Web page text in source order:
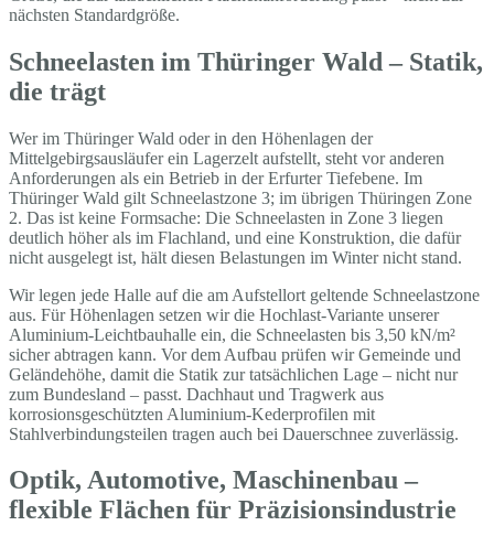
nächsten Standardgröße.
Schneelasten im Thüringer Wald – Statik,
die trägt
Wer im Thüringer Wald oder in den Höhenlagen der
Mittelgebirgsausläufer ein Lagerzelt aufstellt, steht vor anderen
Anforderungen als ein Betrieb in der Erfurter Tiefebene. Im
Thüringer Wald gilt Schneelastzone 3; im übrigen Thüringen Zone
2. Das ist keine Formsache: Die Schneelasten in Zone 3 liegen
deutlich höher als im Flachland, und eine Konstruktion, die dafür
nicht ausgelegt ist, hält diesen Belastungen im Winter nicht stand.
Wir legen jede Halle auf die am Aufstellort geltende Schneelastzone
aus. Für Höhenlagen setzen wir die Hochlast-Variante unserer
Aluminium-Leichtbauhalle ein, die Schneelasten bis 3,50 kN/m²
sicher abtragen kann. Vor dem Aufbau prüfen wir Gemeinde und
Geländehöhe, damit die Statik zur tatsächlichen Lage – nicht nur
zum Bundesland – passt. Dachhaut und Tragwerk aus
korrosionsgeschützten Aluminium-Kederprofilen mit
Stahlverbindungsteilen tragen auch bei Dauerschnee zuverlässig.
Optik, Automotive, Maschinenbau –
flexible Flächen für Präzisionsindustrie